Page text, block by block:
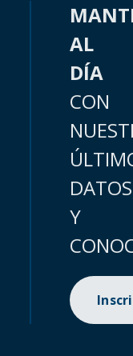
AL
DÍA
CON
DATOS
Y